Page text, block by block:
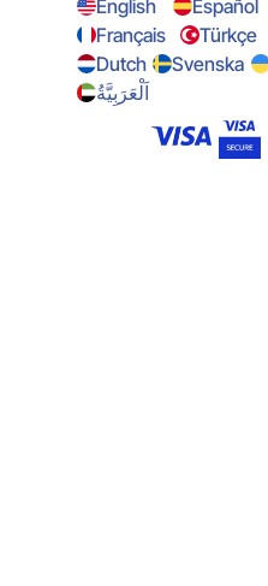
English Español
Français
Türkçe
Dutch
Svenska
اَلْعَرَبِيَّةُ